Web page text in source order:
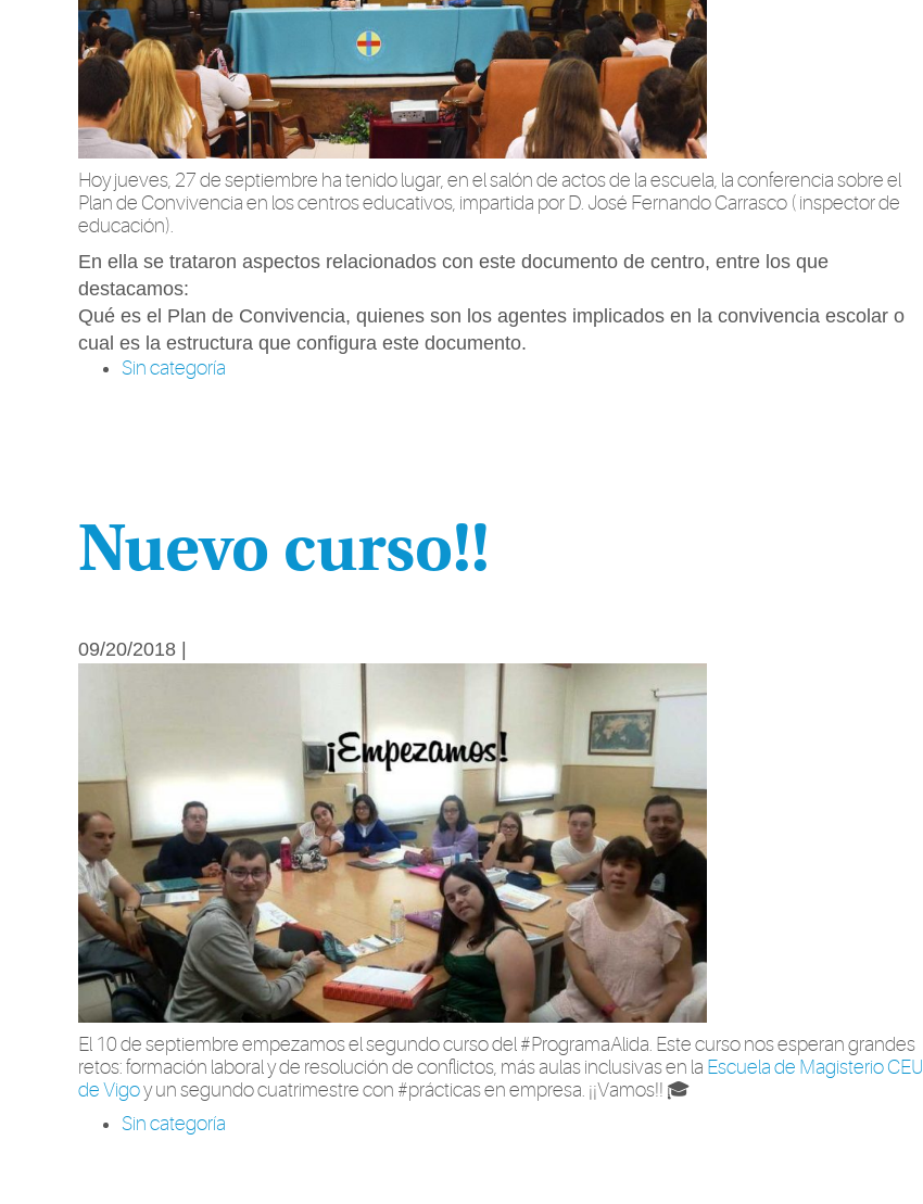
Hoy jueves, 27 de septiembre ha tenido lugar, en el salón de actos de la escuela, la conferencia sobre el
Plan de Convivencia en los centros educativos, impartida por D. José Fernando Carrasco ( inspector de
educación).
En ella se trataron aspectos relacionados con este documento de centro, entre los que
destacamos:
Qué es el Plan de Convivencia, quienes son los agentes implicados en la convivencia escolar o
cual es la estructura que configura este documento.
Sin categoría
Nuevo curso!!
09/20/2018 |
El 10 de septiembre empezamos el segundo curso del #ProgramaAlida. Este curso nos esperan grandes
retos: formación laboral y de resolución de conflictos, más aulas inclusivas en la Escuela de Magisterio CEU
de Vigoy un segundo cuatrimestre con #prácticas en empresa. ¡¡Vamos!! 🎓
Sin categoría